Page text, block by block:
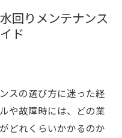
回りメンテナンス
ド
スの選び方に迷った経
や故障時には、どの業
どれくらいかかるのか